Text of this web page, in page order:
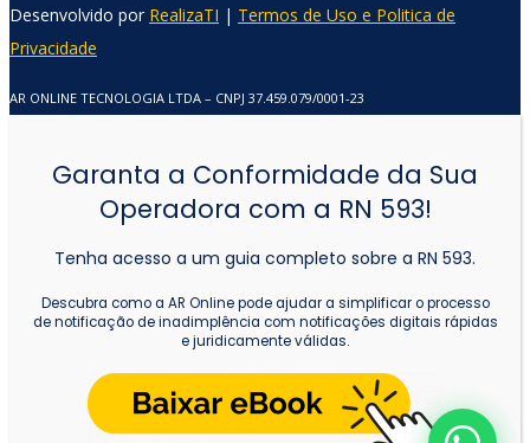
Desenvolvido por RealizaTI | Termos de Uso e Politica de
Privacidade
AR ONLINE TECNOLOGIA LTDA – CNPJ 37.459.079/0001-23
Comercial AR Online
Garanta a Conformidade da Sua
Operadora com a RN 593!
Tenha acesso a um guia completo sobre a RN 593.
Descubra como a AR Online pode ajudar a simplificar o processo
de notificação de inadimplência com notificações digitais rápidas
e juridicamente válidas.